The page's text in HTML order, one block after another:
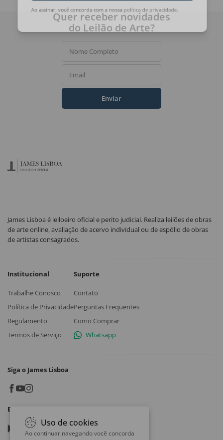
Ao assinar, você concorda com a nossa política de privacidade
Quer receber novidades
do Leilão de Arte?
Nome Completo
Email
Enviar
James Lisboa é leiloeiro oficial e perito judicial. Realiza leilões de obras
de arte online, avaliação de acervo individual ou de espólio de obras
de artistas consagrados.
Institucional
Trabalhe Conosco
Política de Privacidade
Regulamento
Termos de Serviço
Suporte
Contato
Perguntas Frequentes
Como Comprar
Whatsapp
Siga o James Lisboa
Baixe o App
Google play
Uso de cookies
Ao continuar navegando você concorda